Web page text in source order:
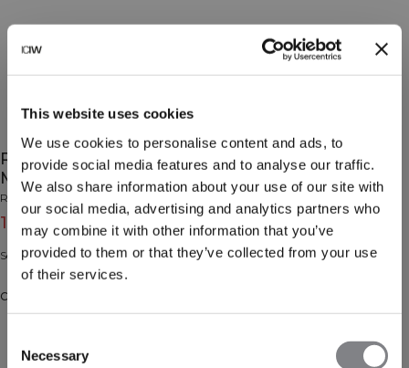
This website uses cookies
We use cookies to personalise content and ads, to
provide social media features and to analyse our traffic.
We also share information about your use of our site with
our social media, advertising and analytics partners who
may combine it with other information that you’ve
provided to them or that they’ve collected from your use
of their services.
Selection
Necessary
Rush Seamless Sports Bra Powder Blue
Melange
Rush Collection
15€49€ (-70%)
Seamless sports bra with scrunch detail.
Couleur: Powder Blue Melange